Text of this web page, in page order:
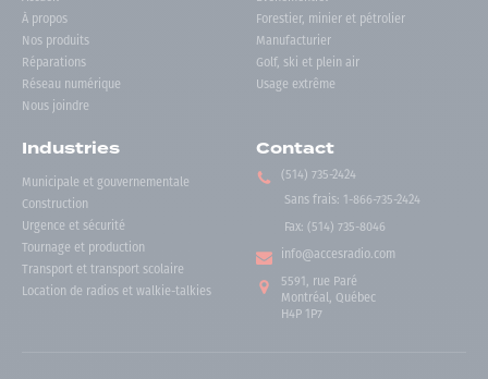
À propos
Nos produits
Réparations
Réseau numérique
Nous joindre
Forestier, minier et pétrolier
Manufacturier
Golf, ski et plein air
Usage extrême
Industries
Municipale et gouvernementale
Construction
Urgence et sécurité
Tournage et production
Transport et transport scolaire
Location de radios et walkie-talkies
Contact
(514) 735-2424
Sans frais: 1-866-735-2424
Fax:(514) 735-8046
info@accesradio.com
5591, rue Paré
Montréal, Québec
H4P 1P7